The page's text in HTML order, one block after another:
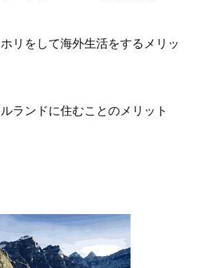
リをして海外生活をするメリッ
ランドに住むことのメリット